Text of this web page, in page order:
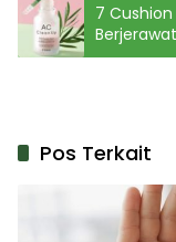
7
Pos Terkait